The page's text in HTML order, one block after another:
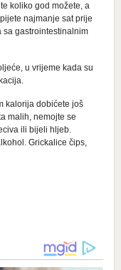
koliko god možete, a
najmanje sat prije
sa gastrointestinalnim
u vrijeme kada su
kalorija dobićete još
malih, nemojte se
ili bijeli hljeb.
Grickalice čips,